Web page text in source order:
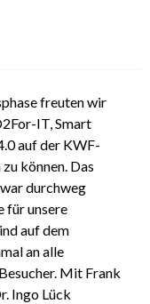
freuten wir
IT, Smart
auf der KWF-
können. Das
durchweg
für unsere
auf dem
an alle
Mit Frank
Ingo Lück